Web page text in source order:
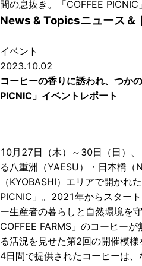
間の息抜き。「COFFEE PICNIC
News & Topicsニュース＆
イベント
2023.10.02
コーヒーの香りに誘われ、つか
PICNIC」イベントレポート
す
る
10月27日（木）～30日（日）
る八重洲（YAESU）・日本橋（
（KYOBASHI）エリアで開かれ
PICNIC」。2021年からスター
ー生産者の暮らしと自然環境を
COFFEE FARMS」のコーヒー
る活況を見せた第2回の開催模様
4日間で提供されたコーヒーは